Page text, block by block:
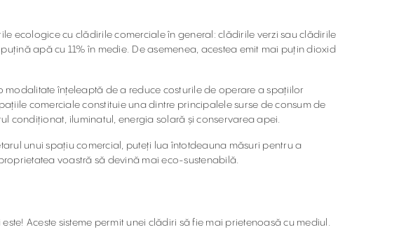
ecologice cu clădirile comerciale în general: clădirile verzi sau clădirile
apă cu 11% în medie. De asemenea, acestea emit mai puțin dioxid
înțeleaptă de a reduce costurile de operare a spațiilor
comerciale constituie una dintre principalele surse de consum de
condiționat, iluminatul, energia solară și conservarea apei.
unui spațiu comercial, puteți lua întotdeauna măsuri pentru a
voastră să devină mai eco-sustenabilă.
Aceste sisteme permit unei clădiri să fie mai prietenoasă cu mediul.